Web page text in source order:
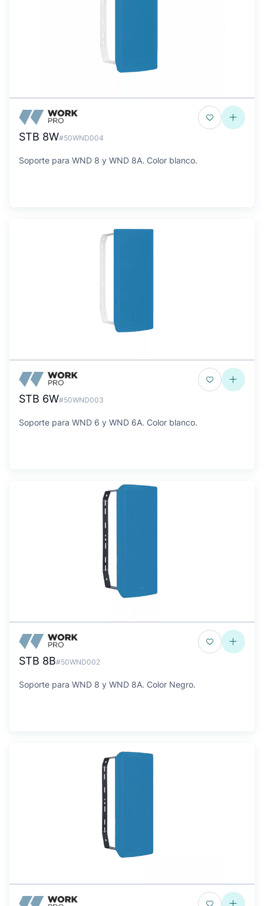
STB 8W#50WND004
Soporte para WND 8 y WND 8A. Color blanco.
STB 6W#50WND003
Soporte para WND 6 y WND 6A. Color blanco.
STB 8B#50WND002
Soporte para WND 8 y WND 8A. Color Negro.